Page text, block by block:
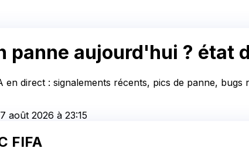
panne aujourd'hui ? état
en direct : signalements récents, pics de panne,
7 août 2026 à 23:15
FIFA